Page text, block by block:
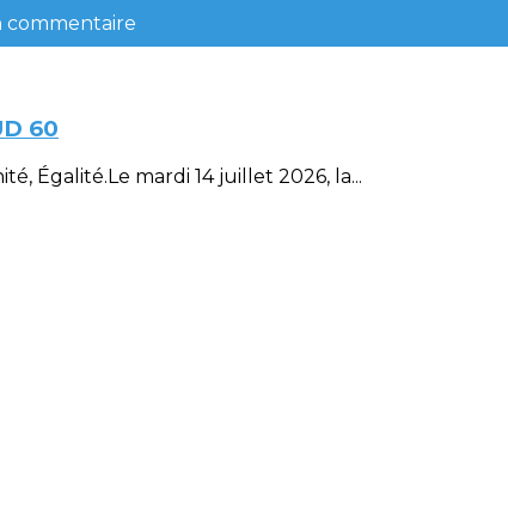
commentaire
60
Égalité.Le mardi 14 juillet 2026, la...